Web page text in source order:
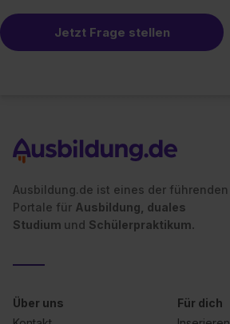
Jetzt Frage stellen
Ausbildung.de ist eines der führenden
Portale für Ausbildung, duales
Studium und Schülerpraktikum.
Über uns
Für dich